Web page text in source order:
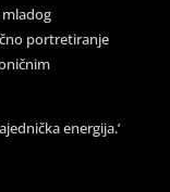
portretiranje
energija.’